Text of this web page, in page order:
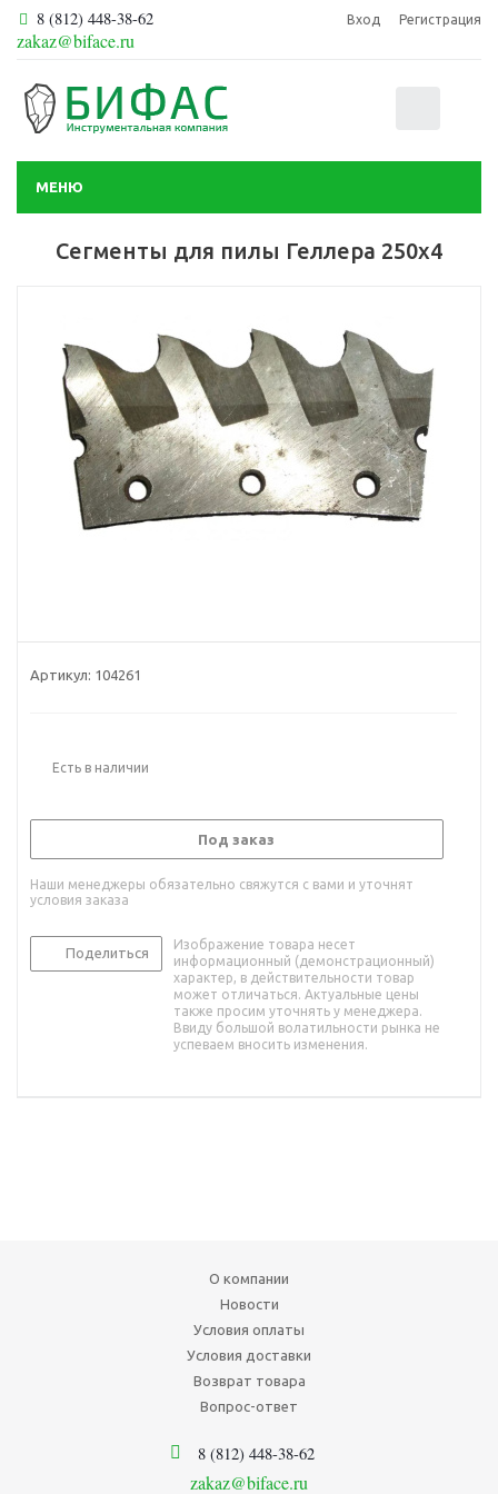
8 (812) 448-38-62
zakaz@biface.ru
Вход Регистрация
МЕНЮ
Сегменты для пилы Геллера 250х4
Артикул: 104261
Есть в наличии
Под заказ
Наши менеджеры обязательно свяжутся с вами и уточнят
условия заказа
Поделиться
Изображение товара несет
информационный (демонстрационный)
характер, в действительности товар
может отличаться. Актуальные цены
также просим уточнять у менеджера.
Ввиду большой волатильности рынка не
успеваем вносить изменения.
О компании
Новости
Условия оплаты
Условия доставки
Возврат товара
Вопрос-ответ
8 (812) 448-38-62
zakaz@biface.ru